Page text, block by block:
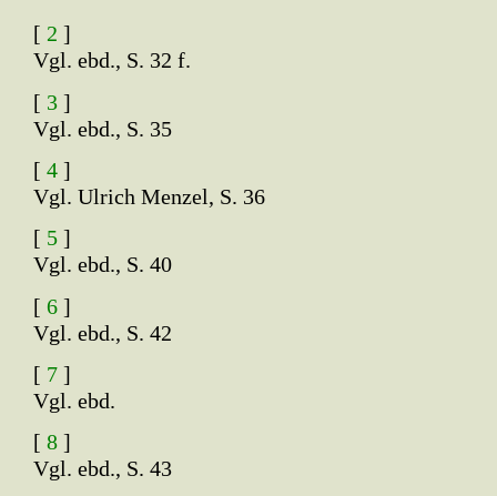
[ 2 ]
Vgl. ebd., S. 32 f.
[ 3 ]
Vgl. ebd., S. 35
[ 4 ]
Vgl. Ulrich Menzel, S. 36
[ 5 ]
Vgl. ebd., S. 40
[ 6 ]
Vgl. ebd., S. 42
[ 7 ]
Vgl. ebd.
[ 8 ]
Vgl. ebd., S. 43